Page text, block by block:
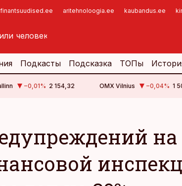
finantsuudised.ee aritehnoloogia.ee kaubandus.ee
Подкасты Подсказка ТОПы
−0,01% 2 154,32 OMX Vilnius −0,04% 1
на